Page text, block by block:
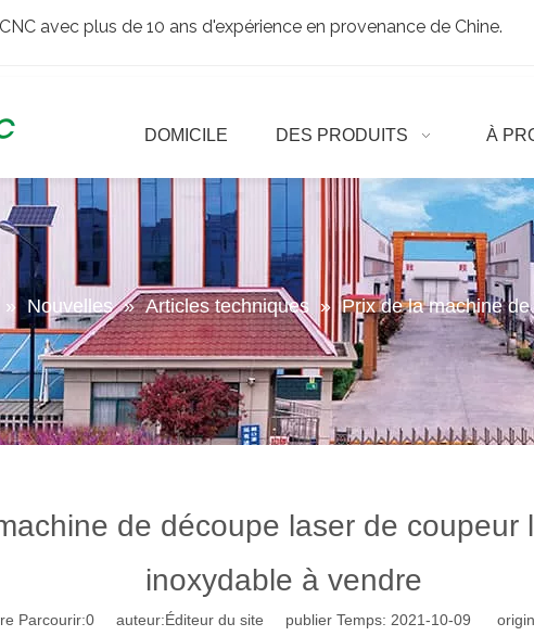
avec plus de 10 ans d'expérience en provenance de Chine.
DOMICILE DES PRODUITS À
» Nouvelles » Articles techniques » Prix ​​de la machine
de découpe laser de coupeur
inoxydable à vendre
Parcourir:0auteur:Éditeur du site publier Temps: 2021-10-09